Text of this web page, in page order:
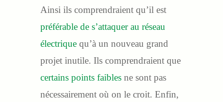
Ainsi ils comprendraient qu’il est
préférable de s’attaquer au réseau
électriquequ’à un nouveau grand
projet inutile. Ils comprendraient que
certains points faiblesne sont pas
nécessairement où on le croit. Enfin,